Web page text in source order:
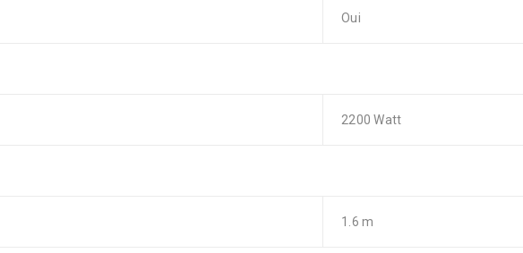
Oui
2200 Watt
1.6 m